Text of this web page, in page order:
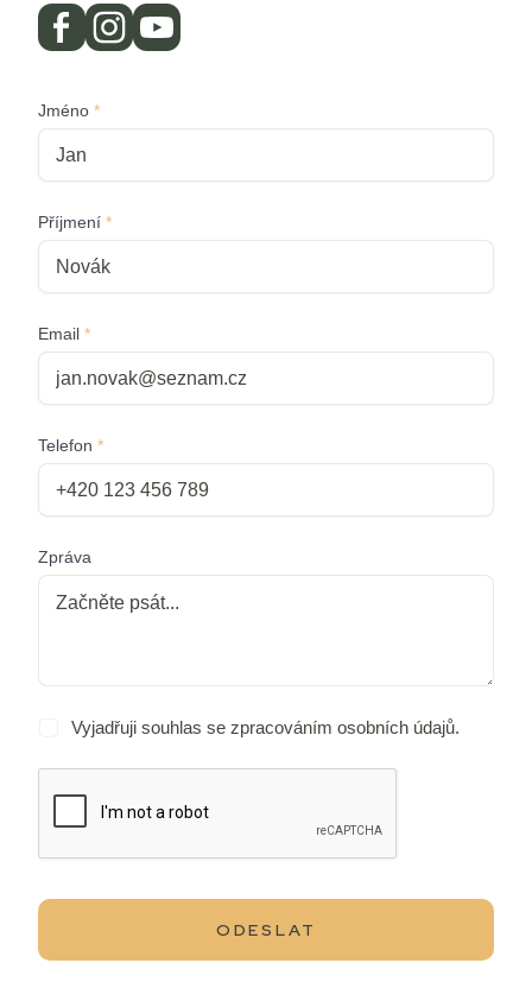
Jméno *
Příjmení *
Email *
Telefon *
Zpráva
Vyjadřuji souhlas se zpracováním osobních údajů.